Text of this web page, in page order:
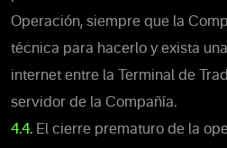
Operación, siempre que la
técnica para hacerlo y exista
internet entre la Terminal de
servidor de la Compañía.
4.4. El cierre prematuro de la